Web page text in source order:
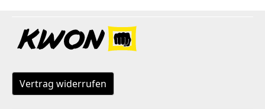
Vertrag widerrufen